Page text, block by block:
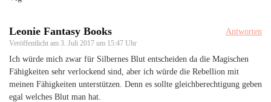
Leonie Fantasy Books
Veröffentlicht am 3. Juli 2017 um 15:47 Uhr
Antworten
Ich würde mich zwar für Silbernes Blut entscheiden da die Magischen
Fähigkeiten sehr verlockend sind, aber ich würde die Rebellion mit
meinen Fähigkeiten unterstützen. Denn es sollte gleichberechtigung geben
egal welches Blut man hat.